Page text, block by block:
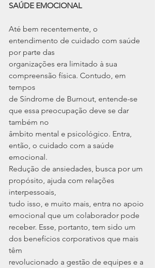
SAÚDE EMOCIONAL
Até bem recentemente, o
entendimento de cuidado com saúde
por parte das
organizações era limitado à sua
compreensão física. Contudo, em
tempos
de Síndrome de Burnout, entende-se
que essa preocupação deve se dar
também no
âmbito mental e psicológico. Entra,
então, o cuidado com a saúde
emocional.
Redução de ansiedades, busca por um
propósito, ajuda com relações
interpessoais,
tudo isso, e muito mais, entra no apoio
emocional que um colaborador pode
receber. Esse, portanto, tem sido um
dos benefícios corporativos que mais
têm
revolucionado a gestão de equipes e a